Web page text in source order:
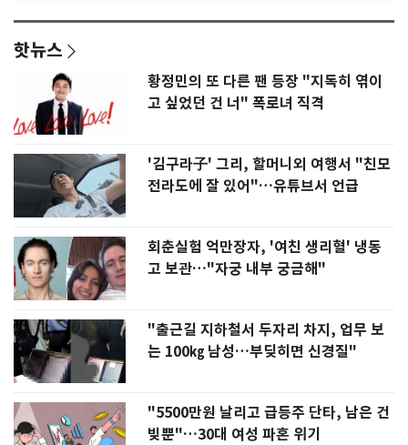
핫뉴스
황정민의 또 다른 팬 등장 "지독히 엮이
고 싶었던 건 너" 폭로녀 직격
'김구라子' 그리, 할머니외 여행서 "친모
전라도에 잘 있어"…유튜브서 언급
회춘실험 억만장자, '여친 생리혈' 냉동
고 보관…"자궁 내부 궁금해"
"출근길 지하철서 두자리 차지, 업무 보
는 100㎏ 남성…부딪히면 신경질"
"5500만원 날리고 급등주 단타, 남은 건
빚뿐"…30대 여성 파혼 위기